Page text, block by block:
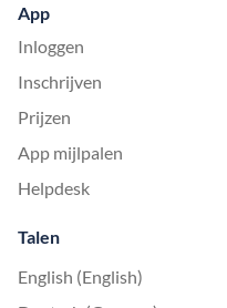
App
Inloggen
Inschrijven
Prijzen
App mijlpalen
Helpdesk
Talen
English (English)